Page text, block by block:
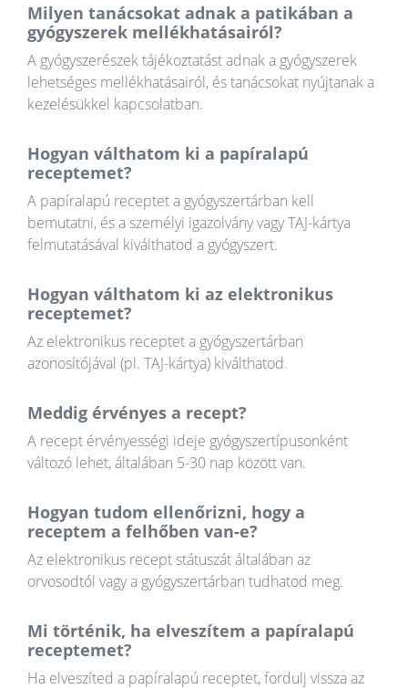
Milyen tanácsokat adnak a patikában a
gyógyszerek mellékhatásairól?
A gyógyszerészek tájékoztatást adnak a gyógyszerek
lehetséges mellékhatásairól, és tanácsokat nyújtanak a
kezelésükkel kapcsolatban.
Hogyan válthatom ki a papíralapú
receptemet?
A papíralapú receptet a gyógyszertárban kell
bemutatni, és a személyi igazolvány vagy TAJ-kártya
felmutatásával kiválthatod a gyógyszert.
Hogyan válthatom ki az elektronikus
receptemet?
Az elektronikus receptet a gyógyszertárban
azonosítójával (pl. TAJ-kártya) kiválthatod.
Meddig érvényes a recept?
A recept érvényességi ideje gyógyszertípusonként
változó lehet, általában 5-30 nap között van.
Hogyan tudom ellenőrizni, hogy a
receptem a felhőben van-e?
Az elektronikus recept státuszát általában az
orvosodtól vagy a gyógyszertárban tudhatod meg.
Mi történik, ha elveszítem a papíralapú
receptemet?
Ha elveszíted a papíralapú receptet, fordulj vissza az